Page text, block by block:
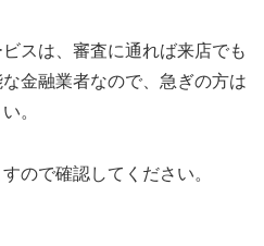
スは、審査に通れば来店でも
金融業者なので、急ぎの方は
。
ので確認してください。